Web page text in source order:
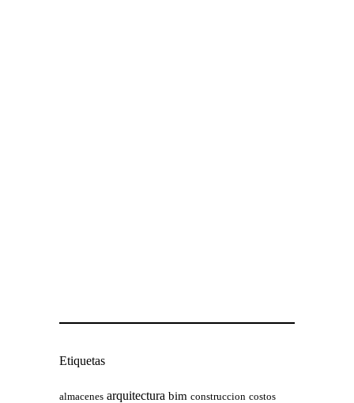
Etiquetas
almacenes arquitectura bim construccion costos